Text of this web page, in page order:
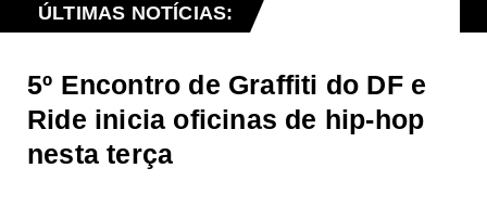
ÚLTIMAS NOTÍCIAS:
que definem a política ambiental do Distrito
5º Encontro de Graffiti do DF e
Ride inicia oficinas de hip-hop
nesta terça